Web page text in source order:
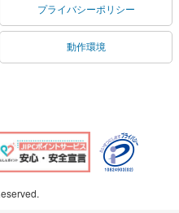
プライバシーポリシー
動作環境